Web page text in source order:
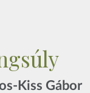
Kiss Gábor